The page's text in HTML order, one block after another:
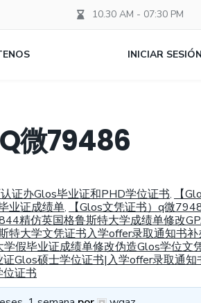
10.30 AM - 07:30 PM
INICIAR SESIÓN
微79486
证办Glos毕业证和PHD学位证书,
【
业证成绩单,
【Glos文凭证书）q微
精仿英国格鲁斯特大学成绩单修改
特大学文凭证书入学offer录取通知书
假毕业证成绩单修改伪造Glos学位文
Glos硕士学位证书|入学offer录取通知
证书